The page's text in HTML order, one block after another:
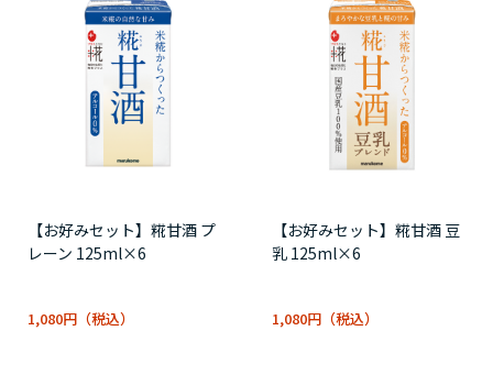
【お好みセット】糀甘酒 プ
レーン 125ml×6
1,080円
【お好みセット】糀甘酒 豆
乳 125ml×6
1,080円